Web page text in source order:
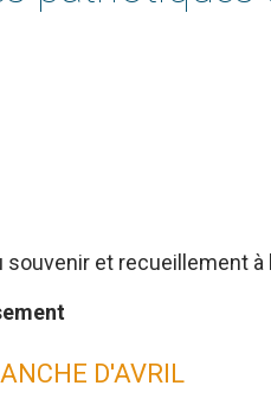
souvenir et recueillement
D'AVRIL